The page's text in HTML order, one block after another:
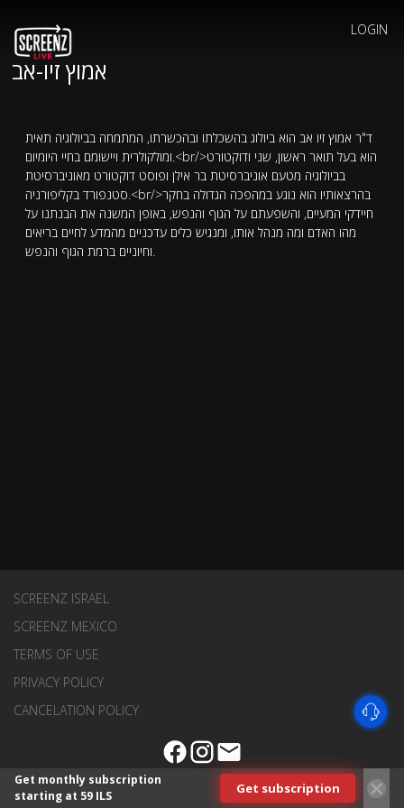
LOGIN
אמוץ זיו-אב
ד"ר אמוץ זיו אב הוא ביולוג בהשכלתו ובהכשרתו, המתמחה בביולוגיה תאית
ומולקולרית ויישומם בחיי היומיום.<br/>הוא בעל תואר ראשון, שני ודוקטורט
בביולוגיה מטעם אוניברסיטת בר אילן ופוסט דוקטורט מאוניברסיטת
סטנפורד בקליפורניה.<br/>בהרצאותיו הוא נוגע במהפכה הגדולה בחקר
חיידקי המעיים, והשפעתם על הגוף והנפש, באופן המשנה את הבנתנו על
מהו האדם ומה מנהל אותו, ומנגיש כלים עדכניים מהמדע לחיים בריאים
וחיוניים ברמת הגוף והנפש.
SCREENZ ISRAEL
SCREENZ MEXICO
TERMS OF USE
PRIVACY POLICY
CANCELATION POLICY
Get monthly subscription
starting at 59 ILS
Get subscription